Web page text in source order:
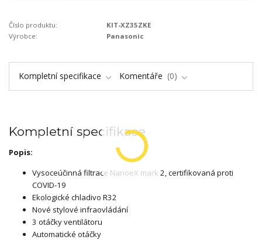
Číslo produktu:
KIT-XZ35ZKE
Výrobce:
Panasonic
Kompletní specifikace Komentáře 0
Kompletní specifikace
Popis:
Vysoceúčinná filtrace NanoeX mark 2, certifikovaná proti
COVID-19
Ekologické chladivo R32
Nové stylové infraovládání
3 otáčky ventilátoru
Automatické otáčky